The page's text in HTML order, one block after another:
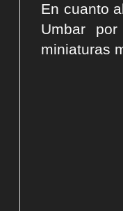
En cuanto
Umbar
miniaturas